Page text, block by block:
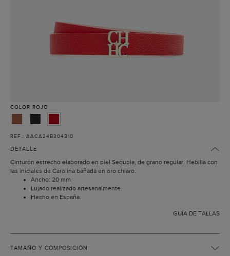
COLOR ROJO
REF.: AACA24B304310
DETALLE
Cinturón estrecho elaborado en piel Sequoia, de grano regular. Hebilla con
las iniciales de Carolina bañada en oro chiaro.
Ancho: 20 mm
Lujado realizado artesanalmente.
Hecho en España.
GUÍA DE TALLAS
TAMAÑO Y COMPOSICIÓN